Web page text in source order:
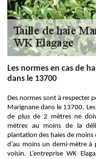
Les normes en cas de
dans le 13700
Des normes sont à respecter
Marignane dans le 13700.
de plus de 2 mètres ne
mètres au moins de la
plantation des haies de
d’au moins un demi-mètre
voisin. L’entreprise WK